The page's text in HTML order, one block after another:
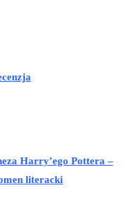
Harry’ego Pottera –
literacki